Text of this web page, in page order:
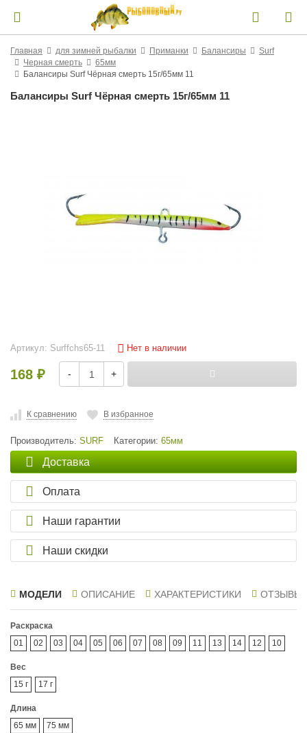
Главная для зимней рыбалки Приманки Балансиры
Surf
Черная смерть
65мм
Балансиры Surf Чёрная смерть 15г/65мм 11
Балансиры Surf Чёрная смерть 15г/65мм 11
Артикул: Surffchs65-11 Нет в наличии
168 ₽ - +
К сравнению В избранное
Производитель: SURF Категории: 65мм
Доставка
Оплата
Наши гарантии
Наши скидки
МОДЕЛИ ОПИСАНИЕ ХАРАКТЕРИСТИКИ ОТЗЫВЫ
Раскраска
01
02 03 04 05 06 07 08 09 11 13 14 12 10
Вес
15 г
17 г
Длина
65 мм
75 мм